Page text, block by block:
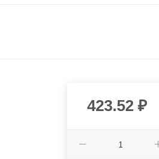
423.52₽